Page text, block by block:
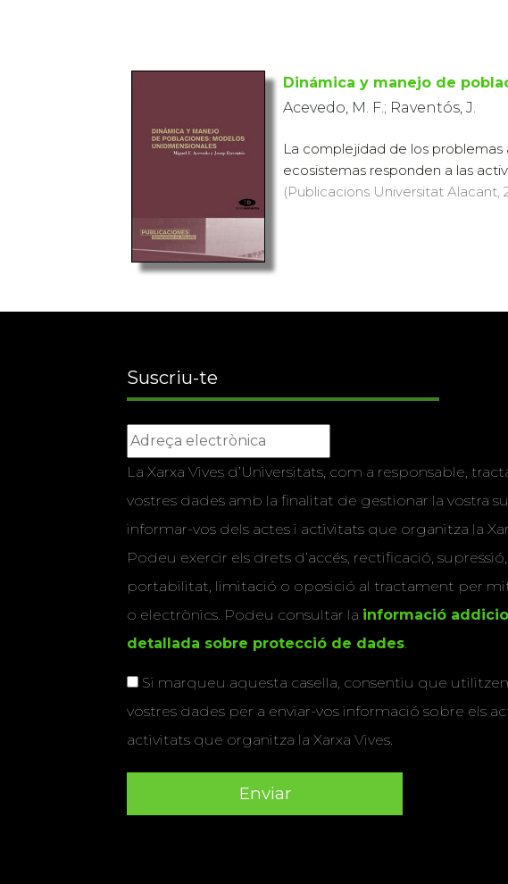
Dinámica y manejo de
Acevedo, M. F.; Raventós, J.
La complejidad de los
ecosistemas responden a las
(Publicacions Universitat Alacant,
Suscriu-te
La Xarxa Vives d’Universitats, com a responsable,
vostres dades amb la finalitat de gestionar la vostra
informar-vos dels actes i activitats que organitza la
Podeu exercir els drets d’accés, rectificació, supressió,
portabilitat, limitació o oposició al tractament per
o electrònics. Podeu consultar la informació
detallada sobre protecció de dades.
Si marqueu aquesta casella, consentiu que
vostres dades per a enviar-vos informació sobre els
activitats que organitza la Xarxa Vives.